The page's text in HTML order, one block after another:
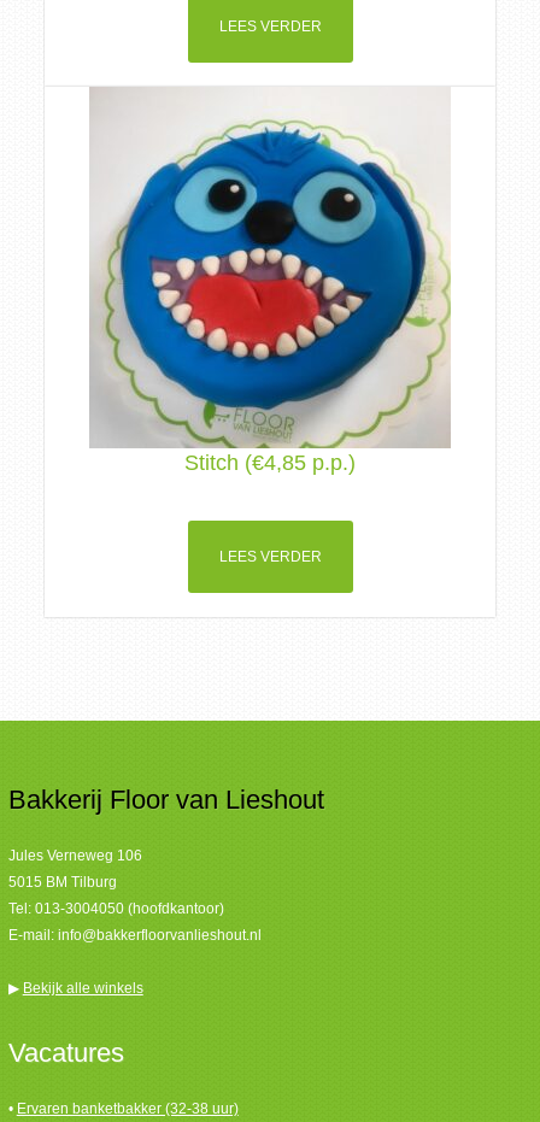
LEES VERDER
Stitch (€4,85 p.p.)
LEES VERDER
Bakkerij Floor van Lieshout
Jules Verneweg 106
5015 BM Tilburg
Tel: 013-3004050 (hoofdkantoor)
E-mail: info@bakkerfloorvanlieshout.nl
▶ Bekijk alle winkels
Vacatures
• Ervaren banketbakker (32-38 uur)